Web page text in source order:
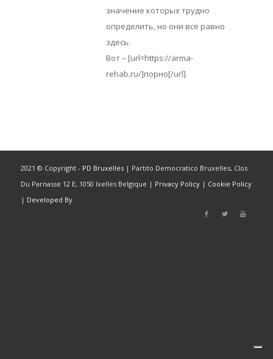
значение которых трудно
определить, но они всё равно
здесь.
Вот – [url=https://arma-
rehab.ru/]порно[/url]
2021 © Copyright - PD Bruxelles| Partito Democratico Bruxelles, Clos
Du Parnasse 12 E, 1050 Ixelles Belgique | Privacy Policy| Cookie Policy
| Developed By